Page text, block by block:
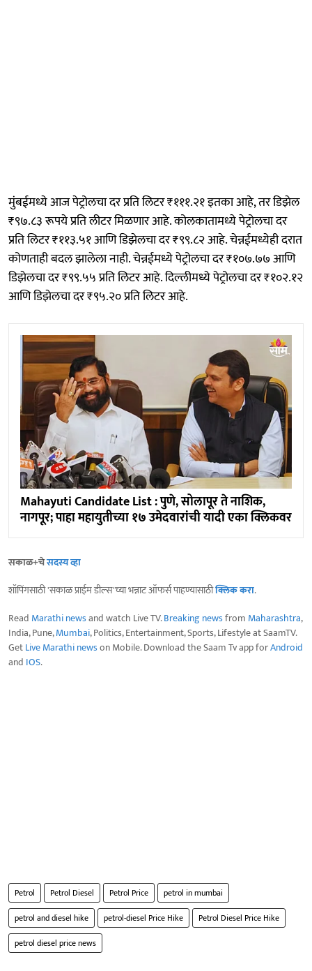
मुंबईमध्ये आज पेट्रोलचा दर प्रति लिटर ₹१११.२१ इतका आहे, तर डिझेल
₹९७.८३ रूपये प्रति लीटर मिळणार आहे. कोलकातामध्ये पेट्रोलचा दर
प्रति लिटर ₹११३.५१ आणि डिझेलचा दर ₹९९.८२ आहे. चेन्नईमध्येही दरात
कोणताही बदल झालेला नाही. चेन्नईमध्ये पेट्रोलचा दर ₹१०७.७७ आणि
डिझेलचा दर ₹९९.५५ प्रति लिटर आहे. दिल्लीमध्ये पेट्रोलचा दर ₹१०२.१२
आणि डिझेलचा दर ₹९५.२० प्रति लिटर आहे.
Mahayuti Candidate List : पुणे, सोलापूर ते नाशिक,
नागपूर; पाहा महायुतीच्या १७ उमेदवारांची यादी एका क्लिकवर
सकाळ+चेसदस्य व्हा
शॉपिंगसाठी 'सकाळ प्राईम डील्स'च्या भन्नाट ऑफर्स पाहण्यासाठीक्लिक करा.
Read Marathi newsand watch Live TV.Breaking newsfrom Maharashtra,
India, Pune,Mumbai, Politics, Entertainment, Sports, Lifestyle at SaamTV.
GetLive Marathi newson Mobile. Download the Saam Tv app forAndroid
and IOS.
Petrol Petrol Diesel Petrol Price
petrol in mumbai
petrol and diesel hike
petrol-diesel Price Hike
Petrol Diesel Price Hike
petrol diesel price news